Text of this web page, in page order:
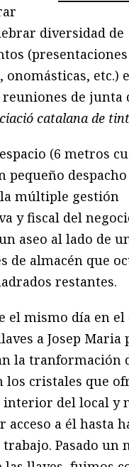
diversidad de
onomásticas, etc.)
reuniones de junta
catalana de
(6 metros
pequeño
múltiple gestión
y fiscal del
aseo al lado de
de almacén que
restantes.
el mismo día en el
a Josep Maria
la tranformación
los cristales que
del local y
acceso a él hasta
Pasado un